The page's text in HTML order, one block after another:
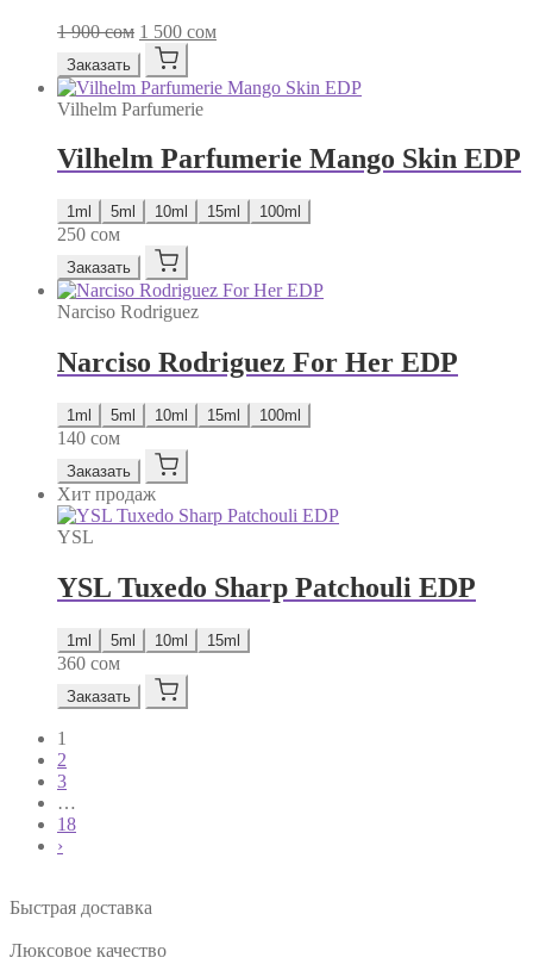
1 900сом Первоначальная
цена
составляла
1
900 сом.
1 500 сомТекущая
500 сом.
Заказать
Vilhelm Parfumerie
Vilhelm Parfumerie Mango Skin EDP
1ml 5ml 10ml 15ml 100ml
250 сом
Заказать
Narciso Rodriguez
Narciso Rodriguez For Her EDP
1ml 5ml 10ml 15ml 100ml
140 сом
Заказать
Хит продаж
YSL
YSL Tuxedo Sharp Patchouli EDP
1ml 5ml 10ml 15ml
360 сом
Заказать
1
2
3
…
18
›
Быстрая доставка
Люксовое качество